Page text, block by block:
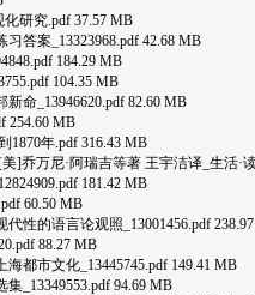
研究.pdf 37.57 MB
答案_13323968.pdf 42.68 MB
184.29 MB
104.35 MB
命_13946620.pdf 82.60 MB
254.60 MB
年.pdf 316.43 MB
万尼·阿瑞吉等著 王宇洁译_生活·读
181.42 MB
60.50 MB
性的语言论观照_13001456.pdf
88.27 MB
都市文化_13445745.pdf 149.41 MB
_13349553.pdf 94.69 MB